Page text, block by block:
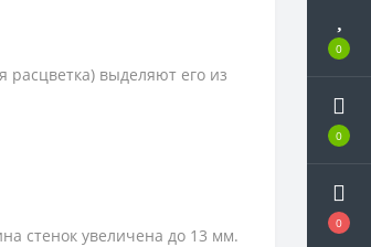
0
0
0
расцветка) выделяют его из
стенок увеличена до 13 мм.